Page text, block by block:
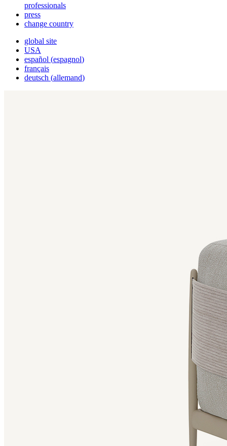
professionals
press
change country
global site
USA
español (espagnol)
français
deutsch (allemand)